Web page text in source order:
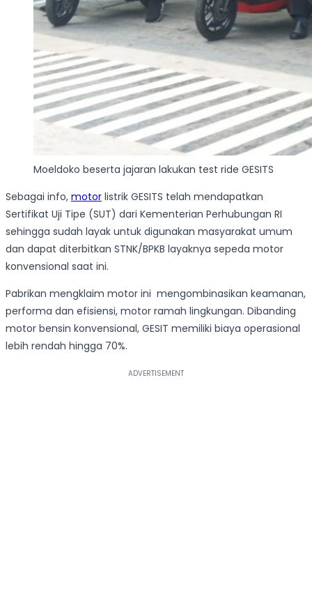
Moeldoko beserta jajaran lakukan test ride GESITS
Sebagai info, motor listrik GESITS telah mendapatkan
Sertifikat Uji Tipe (SUT) dari Kementerian Perhubungan RI
sehingga sudah layak untuk digunakan masyarakat umum
dan dapat diterbitkan STNK/BPKB layaknya sepeda motor
konvensional saat ini.
Pabrikan mengklaim motor ini mengombinasikan keamanan,
performa dan efisiensi, motor ramah lingkungan. Dibanding
motor bensin konvensional, GESIT memiliki biaya operasional
lebih rendah hingga 70%.